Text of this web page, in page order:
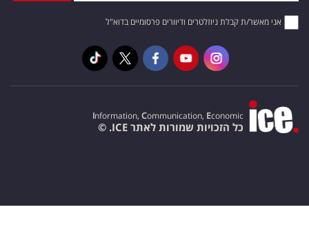
אני מאשר/ת קבלת ניוזלטרים ודיוורים פרסומיים בדוא"ל
Information, Communication, Economic
כל הזכויות שמורות לאתר ICE. ©